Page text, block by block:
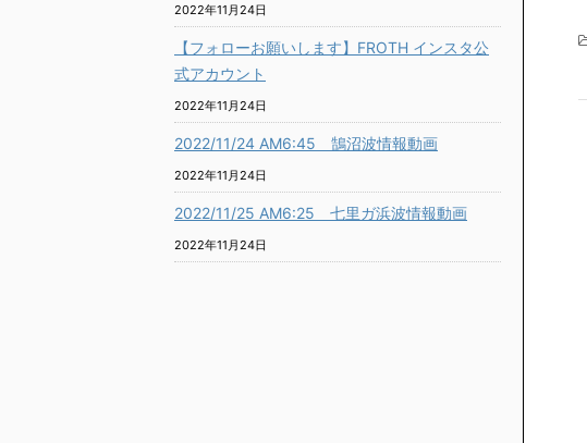
2022年11月24日
【フォローお願いします】FROTH インスタ公
式アカウント
2022年11月24日
2022/11/24 AM6:45 鵠沼波情報動画
2022年11月24日
2022/11/25 AM6:25 七里ガ浜波情報動画
2022年11月24日